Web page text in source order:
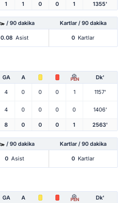
1 1 0 0 1 1355'
/ 90 dakika Kartlar / 90 dakika
0.08 Asist 0 Kartlar
GA A PEN Dk'
4 0 0 0 1 1157'
4 0 0 0 0 1406'
8 0 0 0 1 2563'
/ 90 dakika Kartlar / 90 dakika
0 Asist 0 Kartlar
GA A PEN Dk'